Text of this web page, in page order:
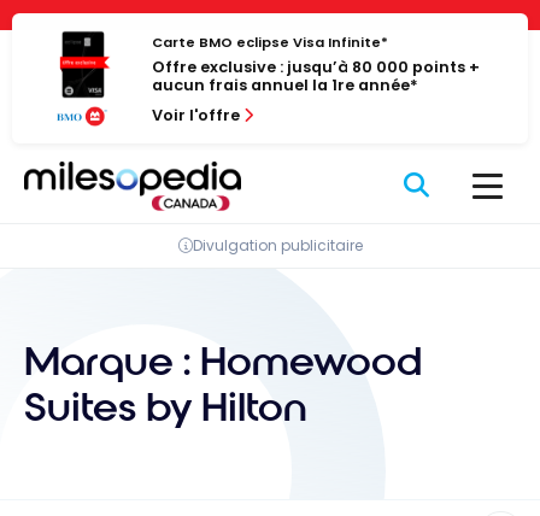
Panneau de gestion des cookies
Passer
contenu
Carte BMO eclipse Visa Infinite*
Offre exclusive : jusqu’à 80 000 points +
aucun frais annuel la 1re année*
Voir l'offre
Divulgation publicitaire
Marque : Homewood
Suites by Hilton